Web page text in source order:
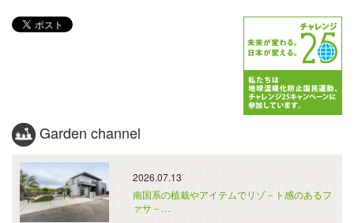
Garden channel
2026.07.13
南国系の植栽やアイテムでリゾ－ト感のあるフ
ァサ－…